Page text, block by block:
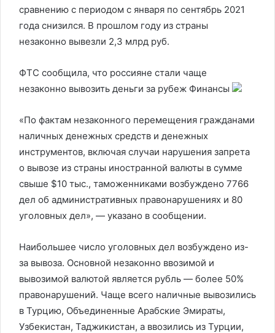
сравнению с периодом с января по сентябрь 2021
года снизился. В прошлом году из страны
незаконно вывезли 2,3 млрд руб.
ФТС сообщила, что россияне стали чаще
незаконно вывозить деньги за рубеж Финансы
«По фактам незаконного перемещения гражданами
наличных денежных средств и денежных
инструментов, включая случаи нарушения запрета
о вывозе из страны иностранной валюты в сумме
свыше $10 тыс., таможенниками возбуждено 7766
дел об административных правонарушениях и 80
уголовных дел», — указано в сообщении.
Наибольшее число уголовных дел возбуждено из-
за вывоза. Основной незаконно ввозимой и
вывозимой валютой является рубль — более 50%
правонарушений. Чаще всего наличные вывозились
в Турцию, Объединенные Арабские Эмираты,
Узбекистан, Таджикистан, а ввозились из Турции,